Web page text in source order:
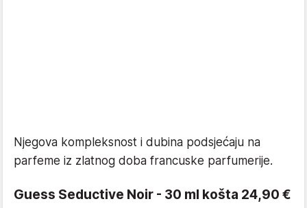
Njegova kompleksnost i dubina podsjećaju na
parfeme iz zlatnog doba francuske parfumerije.
Guess Seductive Noir - 30 ml košta 24,90 €